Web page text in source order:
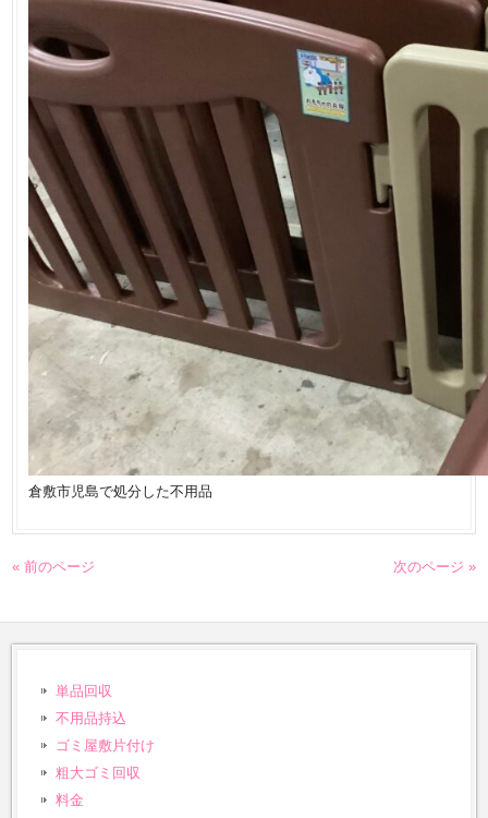
倉敷市児島で処分した不用品
« 前のページ 次のページ »
単品回収
不用品持込
ゴミ屋敷片付け
粗大ゴミ回収
料金